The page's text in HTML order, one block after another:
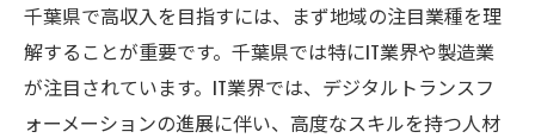
千葉県で高収入を目指すには、まず地域の注目業種を理
解することが重要です。千葉県では特にIT業界や製造業
が注目されています。IT業界では、デジタルトランスフ
ォーメーションの進展に伴い、高度なスキルを持つ人材